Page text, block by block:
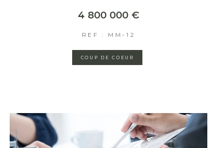
4 800 000 €
REF : MM-12
COUP DE COEUR